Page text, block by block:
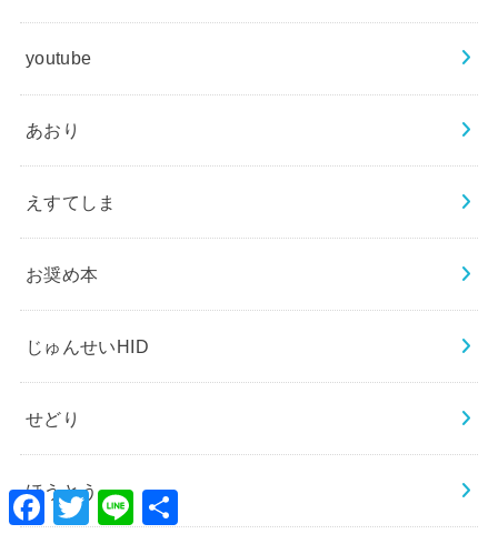
youtube
あおり
えすてしま
お奨め本
じゅんせいHID
せどり
ほうとう
Facebook
TwitterLine